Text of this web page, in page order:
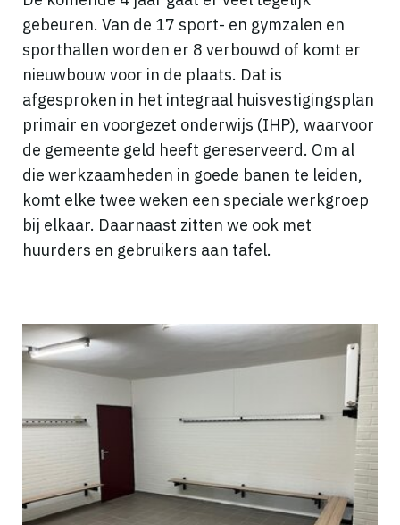
gebeuren. Van de 17 sport- en gymzalen en
sporthallen worden er 8 verbouwd of komt er
nieuwbouw voor in de plaats. Dat is
afgesproken in het integraal huisvestigingsplan
primair en voorgezet onderwijs (IHP), waarvoor
de gemeente geld heeft gereserveerd. Om al
die werkzaamheden in goede banen te leiden,
komt elke twee weken een speciale werkgroep
bij elkaar. Daarnaast zitten we ook met
huurders en gebruikers aan tafel.